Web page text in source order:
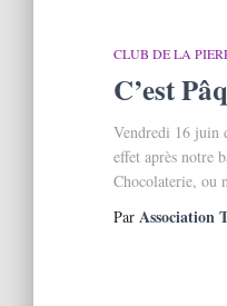
CLUB DE LA
C’est
Vendredi 16 juin
effet après notre
Chocolaterie, ou
Par Association